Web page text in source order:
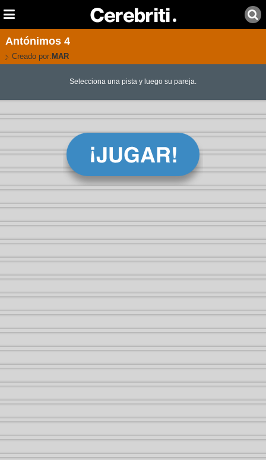
Antónimos 4
Creado por: MAR
Selecciona una pista y luego su pareja.